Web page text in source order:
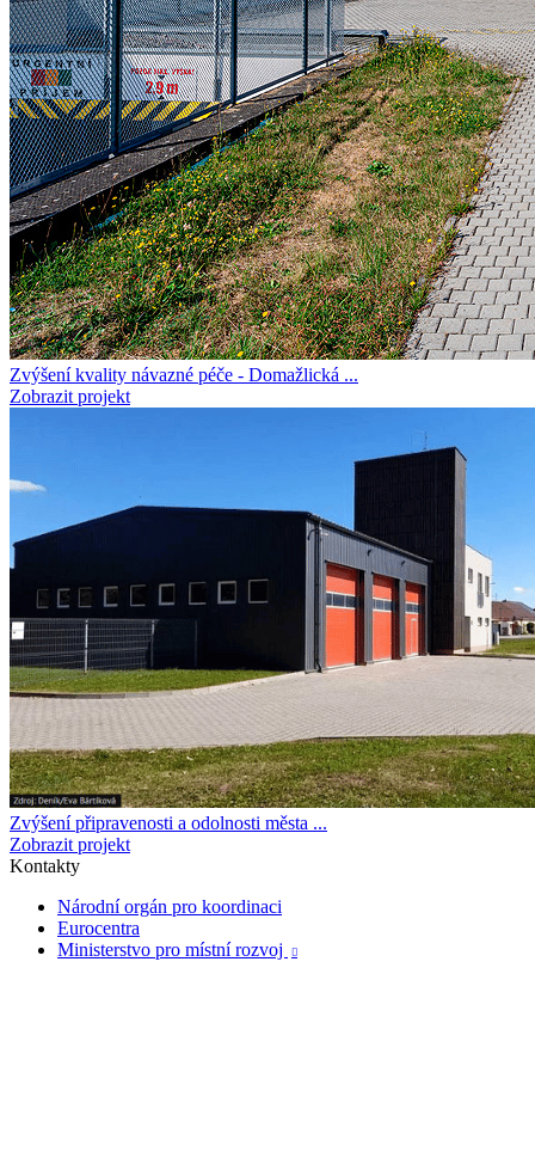
Zvýšení kvality návazné péče - Domažlická ...
Zobrazit projekt
Zvýšení připravenosti a odolnosti města ...
Zobrazit projekt
Kontakty
Národní orgán pro koordinaci
Eurocentra
Ministerstvo pro místní rozvoj
